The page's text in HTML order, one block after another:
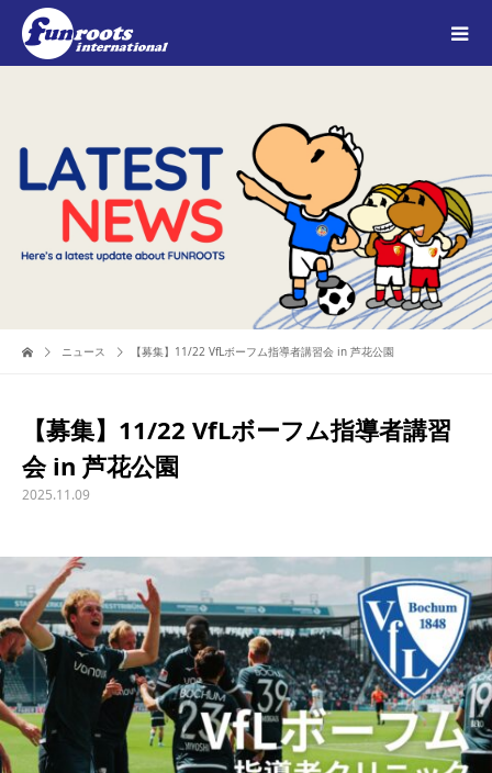
ニュース 【募集】11/22 VfLボーフム指導者講習会 in 芦花公園
【募集】11/22 VfLボーフム指導者講習
会 in 芦花公園
2025.11.09